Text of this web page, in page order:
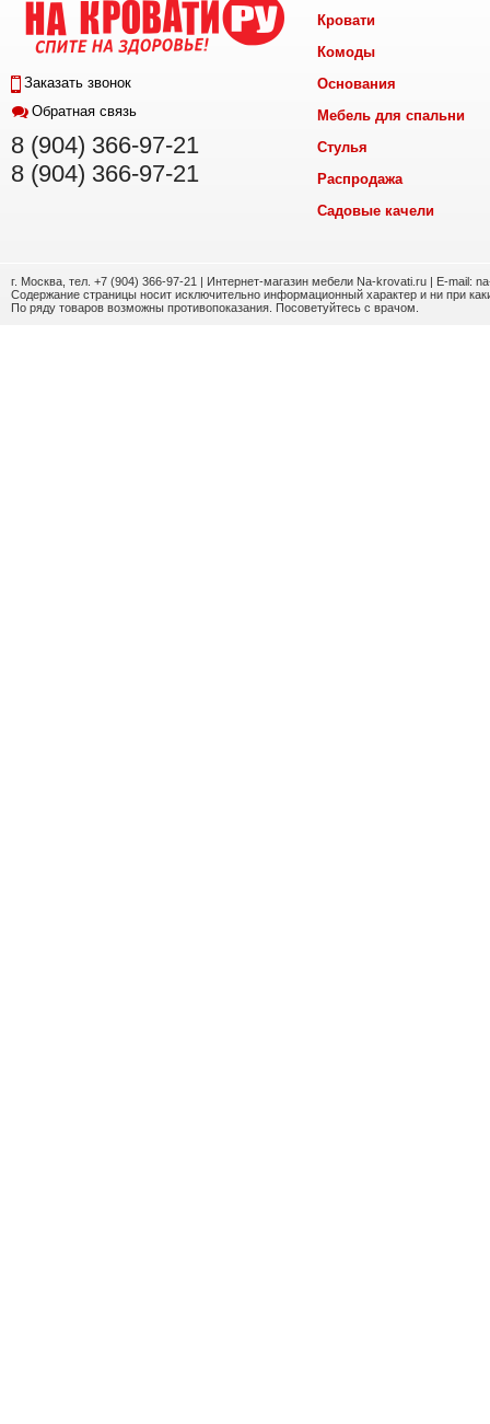
Заказать звонок
Обратная связь
8 (904) 366-97-21
8 (904) 366-97-21
Кровати
Комоды
Основания
Мебель для спальни
Стулья
Распродажа
Садовые качели
г. Москва, тел. +7 (904) 366-97-21 | Интернет-магазин мебели Na-krovati.ru | E-mail:
Содержание страницы носит исключительно информационный характер и ни при
По ряду товаров возможны противопоказания. Посоветуйтесь с врачом.